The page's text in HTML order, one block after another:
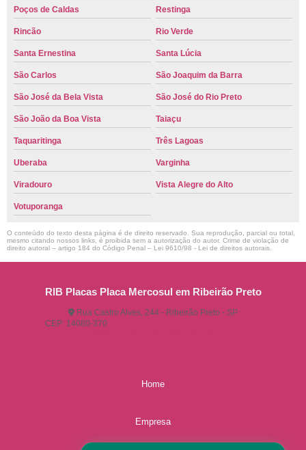
Poços de Caldas Restinga
Rincão Rio Verde
Santa Ernestina Santa Lúcia
São Carlos São Joaquim da Barra
São José da Bela Vista São José do Rio Preto
São João da Boa Vista Taiaçu
Taquaritinga Três Lagoas
Uberaba Varginha
Viradouro Vista Alegre do Alto
Votuporanga
O conteúdo do texto desta página é de direito reservado. Sua reprodução, parcial ou total,
mesmo citando nossos links, é proibida sem a autorização do autor. Crime de violação de
direito autoral – artigo 184 do Código Penal – Lei 9610/98 - Lei de direitos autorais
RIB Placas Placa Mercosul em Ribeirão Preto
Rua Castro Alves, 244 - Ribeirão Preto - SP
CEP: 14080-370
Home
Empresa